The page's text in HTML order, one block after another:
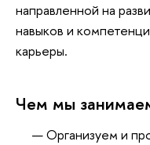
направленной на
навыков и
карьеры.
Чем мы
Организуем и